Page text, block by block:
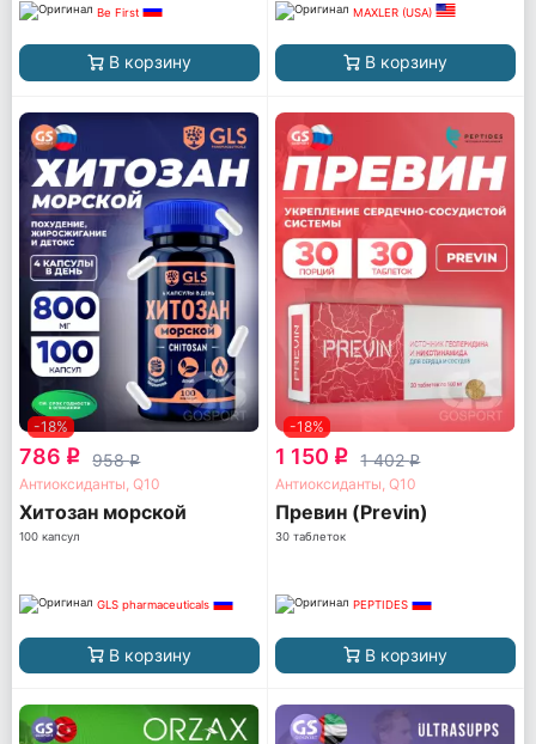
Be First
В корзину
MAXLER (USA)
В корзину
-18%
786 q 958q
Антиоксиданты, Q10
Хитозан морской
100 капсул
GLS pharmaceuticals
В корзину
-18%
1 150 q 1 402q
Антиоксиданты, Q10
Превин (Previn)
30 таблеток
PEPTIDES
В корзину